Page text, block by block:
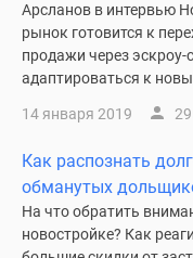
комнатные
комнатные
комнатные
карте
Ипотечный
калькулятор
Арсланов в интервью
рынок готовится к
продажи через
адаптироваться к
14 января 2019
Как распознать
обманутых
На что обратить
новостройке? Как